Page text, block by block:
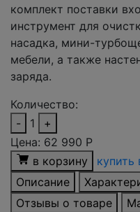
комплект поставки
инструмент для
насадка, мини-
мебели, а также
заряда.
Количество:
-
1
+
Цена: 62 990 Р
в корзину
купить
Описание
Отзывы о товаре